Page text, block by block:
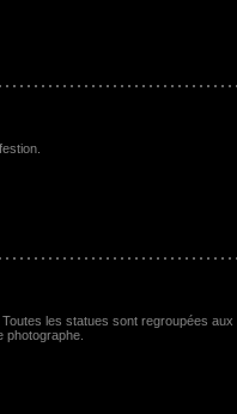
les statues sont regroupées aux